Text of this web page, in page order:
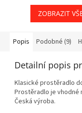
ZOBRAZIT
Popis Podobné (9)
Detailní popis
Klasické prostěradlo
Prostěradlo je vhodné
Česká výroba.